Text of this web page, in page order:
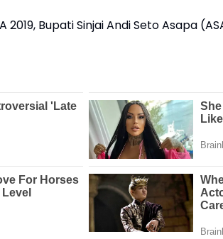
2019, Bupati Sinjai Andi Seto Asapa